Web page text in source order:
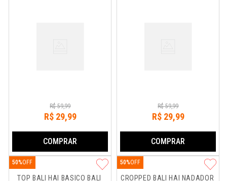
R$ 59,99
R$ 29,99
COMPRAR
R$ 59,99
R$ 29,99
COMPRAR
TOP BALI HAI BASICO BALI
50%
CROPPED BALI HAI NADADOR
50%